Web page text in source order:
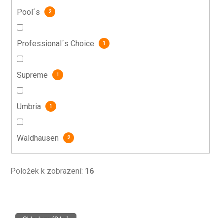
Pool´s 2
Professional´s Choice 1
Supreme 1
Umbria 1
Waldhausen 2
Položek k zobrazení: 16